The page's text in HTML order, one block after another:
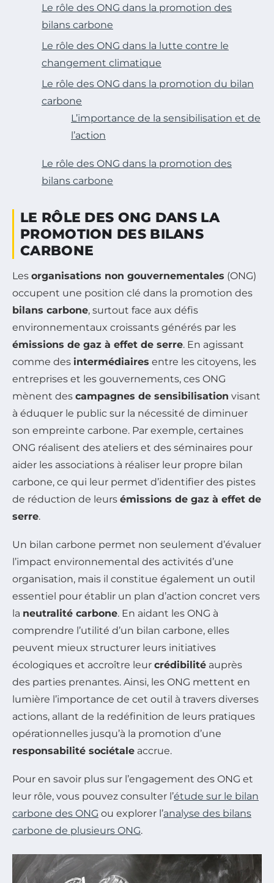
Le rôle des ONG dans la promotion des
bilans carbone
Le rôle des ONG dans la lutte contre le
changement climatique
Le rôle des ONG dans la promotion du bilan
carbone
L’importance de la sensibilisation et de
l’action
Le rôle des ONG dans la promotion des
bilans carbone
LE RÔLE DES ONG DANS LA
PROMOTION DES BILANS
CARBONE
Les organisations non gouvernementales (ONG)
occupent une position clé dans la promotion des
bilans carbone, surtout face aux défis
environnementaux croissants générés par les
émissions de gaz à effet de serre. En agissant
comme des intermédiaires entre les citoyens, les
entreprises et les gouvernements, ces ONG
mènent des campagnes de sensibilisation visant
à éduquer le public sur la nécessité de diminuer
son empreinte carbone. Par exemple, certaines
ONG réalisent des ateliers et des séminaires pour
aider les associations à réaliser leur propre bilan
carbone, ce qui leur permet d’identifier des pistes
de réduction de leurs émissions de gaz à effet de
serre.
Un bilan carbone permet non seulement d’évaluer
l’impact environnemental des activités d’une
organisation, mais il constitue également un outil
essentiel pour établir un plan d’action concret vers
la neutralité carbone. En aidant les ONG à
comprendre l’utilité d’un bilan carbone, elles
peuvent mieux structurer leurs initiatives
écologiques et accroître leur crédibilité auprès
des parties prenantes. Ainsi, les ONG mettent en
lumière l’importance de cet outil à travers diverses
actions, allant de la redéfinition de leurs pratiques
opérationnelles jusqu’à la promotion d’une
responsabilité sociétale accrue.
Pour en savoir plus sur l’engagement des ONG et
leur rôle, vous pouvez consulter l’étude sur le bilan
carbone des ONG ou explorer l’analyse des bilans
carbone de plusieurs ONG.